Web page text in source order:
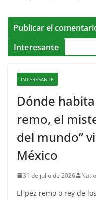
Interesante
INTERESANTE
Dónde
remo, el
del mundo”
México
31 de julio de 2026
El pez remo o rey de